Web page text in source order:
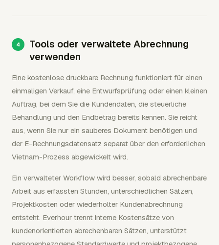
Tools oder verwaltete Abrechnung
verwenden
Eine kostenlose druckbare Rechnung funktioniert für einen
einmaligen Verkauf, eine Entwurfsprüfung oder einen kleinen
Auftrag, bei dem Sie die Kundendaten, die steuerliche
Behandlung und den Endbetrag bereits kennen. Sie reicht
aus, wenn Sie nur ein sauberes Dokument benötigen und
der E-Rechnungsdatensatz separat über den erforderlichen
Vietnam-Prozess abgewickelt wird.
Ein verwalteter Workflow wird besser, sobald abrechenbare
Arbeit aus erfassten Stunden, unterschiedlichen Sätzen,
Projektkosten oder wiederholter Kundenabrechnung
entsteht. Everhour trennt interne Kostensätze von
kundenorientierten abrechenbaren Sätzen, unterstützt